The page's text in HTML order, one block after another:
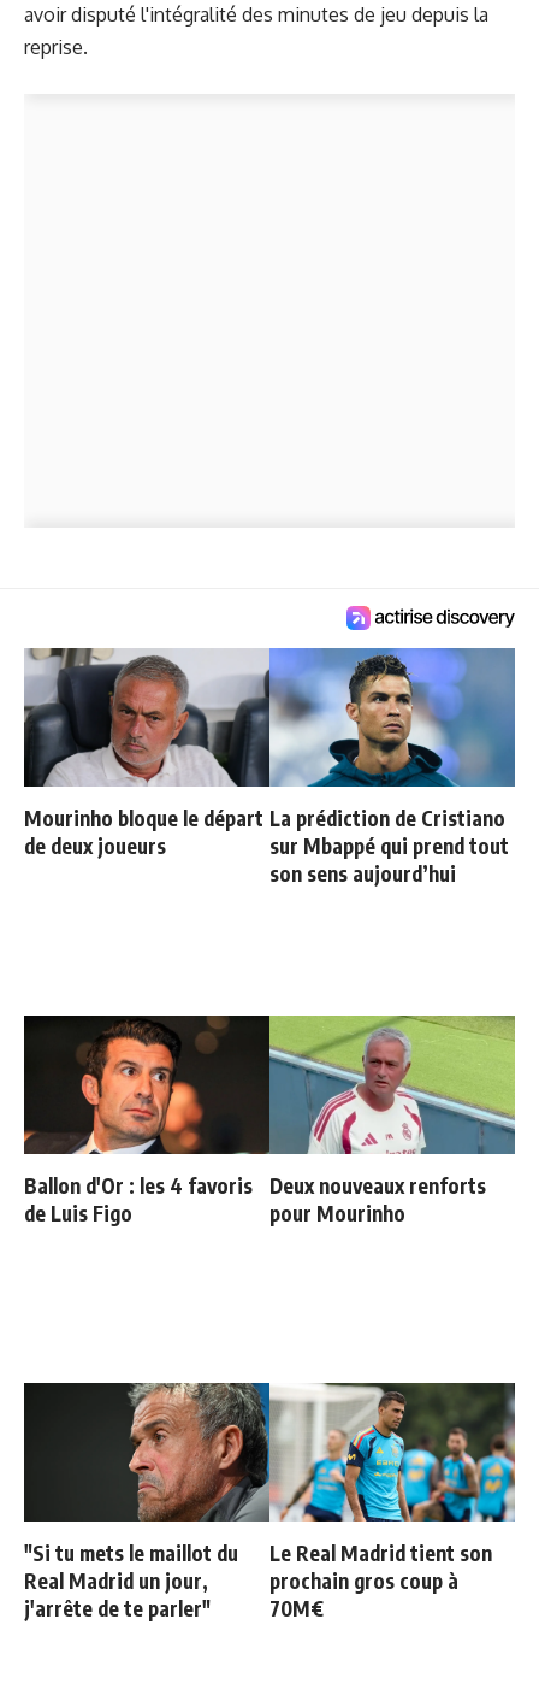
avoir disputé l'intégralité des minutes de jeu depuis la
reprise.
Mourinho bloque le départ
de deux joueurs
La prédiction de Cristiano
sur Mbappé qui prend tout
son sens aujourd’hui
Ballon d'Or : les 4 favoris
de Luis Figo
Deux nouveaux renforts
pour Mourinho
"Si tu mets le maillot du
Real Madrid un jour,
j'arrête de te parler"
Le Real Madrid tient son
prochain gros coup à
70M€